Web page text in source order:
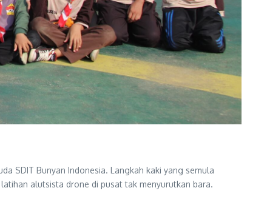
SDIT Bunyan Indonesia. Langkah kaki yang semula
alutsista drone di pusat tak menyurutkan bara.